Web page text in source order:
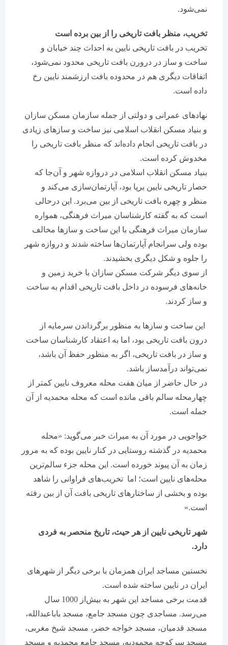
نمی‌شود.
تخریب، منظر بافت تاریخی را از بین برده است
تخریب در بافت تاریخی نایین به احداث چند خیابان و
ساخت و ساز در درورن بافت تاریخی محدود نمی‌شود،
اتفاقات دیگری هم در محدوده بافت ارزشمند نایین رخ
داده است.
نهادهای عمرانی و دولتی از جمله سازمان مسکن سازان
و بنیاد مسکن انقلاب اسلامی نیز ساخت و سازهای زیادی
در بافت تاریخی انجام داده‌اند که منظر بافت تاریخی را
مخدوش کرده است.
بنیاد مسکن انقلاب اسلامی در دروازه شهر و آن‌جا که
حصار تاریخی نایین برپا بود، آپارتمان‌سازی می‌کند و
منظر و چهره بافت تاریخی از بین می‌برد. این درحالی
است که به گفته کارشناسان میراث فرهنگی،‌ همواره
سازمان میراث فرهنگی با این ساخت و سازها مخالف
بوده ولی سرانجام آپارتمان‌ها ساخته شدند و دروازه شهر
را جلوه و شکل دیگری بخشیدند.
از سوی دیگر شرکت مسکن سازان با خرید زمین و
خانه‌های فرسوده در داخل بافت تاریخی اقدام به ساخت
و ساز کردند.
این ساخت و سازها به منظور برگرداندن سرمایه از
درون بافت تاریخی بود، اما به اعتقاد کارشناسان ساخت
و ساز در بافت تاریخی، اگر به منظور حفظ آن باشد،
نمی‌تواند درآمدساز باشد.
در حال حاضر از میان هفت محله معروف نایین کمتر از
چهارمحله سالم باقی مانده است که محله محمدیه از آن
جمله است.
خواجویی در مورد آن به میراث خبر می‌گوید: «محله
محمدیه در گذشته روستایی در کنار نایین بوده که به مرور
زمان به آن پیوند خورده است. این محله جزء سالم‌ترین
محله‌های نایین است؛ اما تخریب‌های فراوانی را شاهد
بوده و بخشی از ساختارهای تاریخی بافت آن از بین رفته
است.»
شهر تاریخی نایین از هر حیث، تاریخ منحصر به فردی
نخستین مساجد ایران همزمان با برخی دیگر از شهرهای
ایران در نایین ساخته شده است.
قدمت برخی مساجد این شهر به بیش‌از 1000 سال
می‌رسد. مساجدی چون مسجد جامع، مسجد باباعبدالله،
مسجد قدمیان، مسجد خواجه خضر، مسجد شیخ مغربی،
مسجد سرکوچه محمودیه، مسجد جامع محمدیه و مسجد